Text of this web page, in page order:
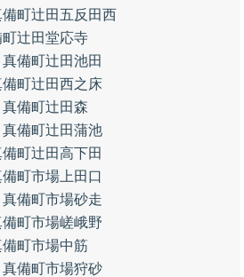
備町辻田五反田西
辻田堂応寺
真備町辻田池田
備町辻田西之床
真備町辻田森
真備町辻田蒲池
町辻田高下田
町市場上田口
真備町市場砂走
備町市場嵯峨野
備町市場中筋
真備町市場狩砂